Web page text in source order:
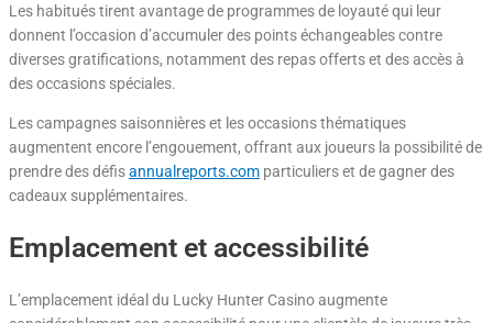
Les habitués tirent avantage de programmes de loyauté qui leur
donnent l’occasion d’accumuler des points échangeables contre
diverses gratifications, notamment des repas offerts et des accès à
des occasions spéciales.
Les campagnes saisonnières et les occasions thématiques
augmentent encore l’engouement, offrant aux joueurs la possibilité de
prendre des défisannualreports.com particuliers et de gagner des
cadeaux supplémentaires.
Emplacement et accessibilité
L’emplacement idéal du Lucky Hunter Casino augmente